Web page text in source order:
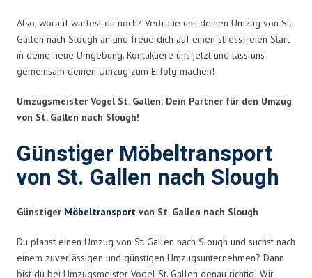
Also, worauf wartest du noch? Vertraue uns deinen Umzug von St.
Gallen nach Slough an und freue dich auf einen stressfreien Start
in deine neue Umgebung. Kontaktiere uns jetzt und lass uns
gemeinsam deinen Umzug zum Erfolg machen!
Umzugsmeister Vogel St. Gallen: Dein Partner für den Umzug
von St. Gallen nach Slough!
Günstiger Möbeltransport
von St. Gallen nach Slough
Günstiger Möbeltransport von St. Gallen nach Slough
Du planst einen Umzug von St. Gallen nach Slough und suchst nach
einem zuverlässigen und günstigen Umzugsunternehmen? Dann
bist du bei Umzugsmeister Vogel St. Gallen genau richtig! Wir